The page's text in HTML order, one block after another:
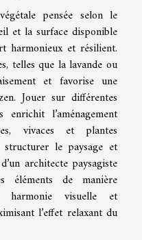
pensée selon le
et la surface disponible
harmonieux et résilient.
telles que la lavande ou
et favorise une
Jouer sur différentes
l’aménagement
vivaces et plantes
le paysage et
architecte paysagiste
éléments de manière
harmonie visuelle et
l’effet relaxant du